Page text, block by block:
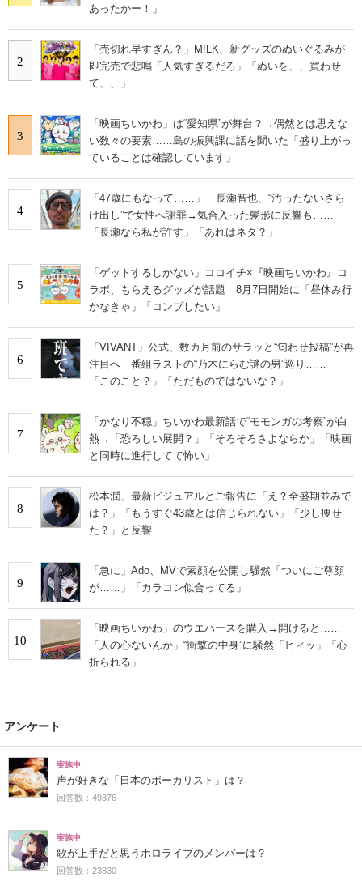
あったかー！」
2
「売切れ早すぎん？」M!LK、新グッズのぬいぐるみが
即完売で悲鳴「人気すぎるだろ」「ぬいを、、買わせ
て、、」
3
「映画ちいかわ」は“愛知県”が舞台？→偶然とは思えな
い数々の要素……島の振興課に話を聞いた「盛り上がっ
ていることは確認しています」
4
「47歳にもなって……」 長瀬智也、“汚ったないさら
け出し”で女性へ謝罪→気合入った髪形に反響も……
「長瀬なら私が許す」「あれはネタ？」
5
「ゲットするしかない」ココイチ×『映画ちいかわ』コ
ラボ、もらえるグッズが話題 8月7日開始に「昼休み行
かなきゃ」「コンプしたい」
6
「VIVANT」公式、数カ月前のサラッと“匂わせ投稿”が再
注目へ 番組ラストの“乃木にらむ謎の男”巡り……
「このこと？」「ただものではないな？」
7
「かなり不穏」ちいかわ最新話で“モモンガの考察”が白
熱→「恐ろしい展開？」「そろそろさよならか」「映画
と同時に進行してて怖い」
8
松本潤、最新ビジュアルとご報告に「え？全盛期並みで
は？」「もうすぐ43歳とは信じられない」「少し痩せ
た？」と反響
9
「急に」Ado、MVで素顔を公開し騒然「ついにご尊顔
が……」「カラコン似合ってる」
10
「映画ちいかわ」のウエハースを購入→開けると……
「人の心ないんか」“衝撃の中身”に騒然「ヒィッ」「心
折られる」
アンケート
実施中
声が好きな「日本のボーカリスト」は？
回答数：49376
実施中
歌が上手だと思うホロライブのメンバーは？
回答数：23830